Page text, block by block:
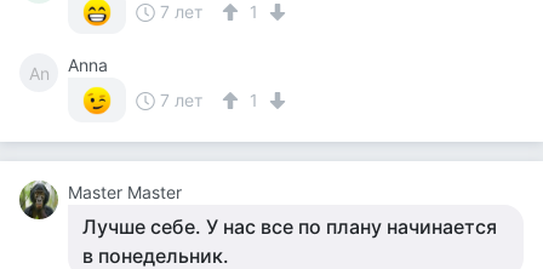
7 лет
1
An
Anna
7 лет
1
Master Master
Лучше себе. У нас все по плану начинается
в понедельник.